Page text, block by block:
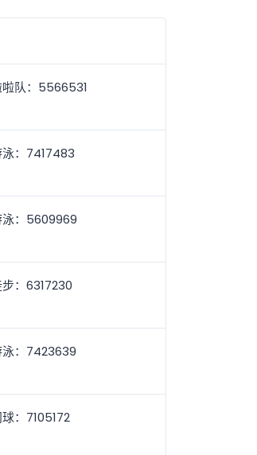
啦队：5566531
：7417483
泳：5609969
：6317230
：7423639
：7105172